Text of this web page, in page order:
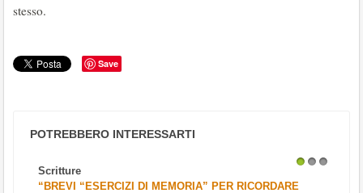
stesso.
Save
POTREBBERO INTERESSARTI
Scritture
“BREVI “ESERCIZI DI MEMORIA” PER RICORDARE